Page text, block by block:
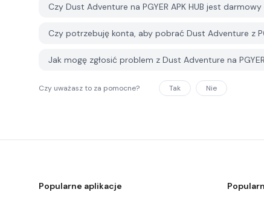
Czy Dust Adventure na PGYER APK HUB jest
Czy potrzebuję konta, aby pobrać Dust Adventure z
Jak mogę zgłosić problem z Dust Adventure na PGYER
Czy uważasz to za pomocne? Tak Nie
Popularne aplikacje